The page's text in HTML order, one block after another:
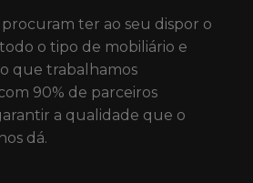
ter ao seu dispor o
o tipo de mobiliário e
que trabalhamos
90% de parceiros
a qualidade que o
dá.